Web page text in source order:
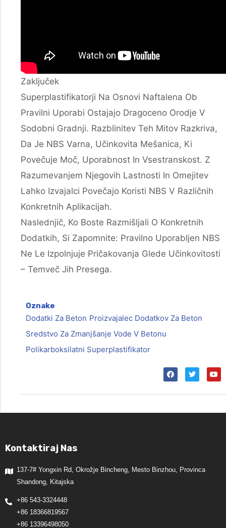
Zaključek
Superplastifikatorji Na Osnovi Naftalena Ob
Pravilni Uporabi Ostajajo Dragoceno Orodje V
Sodobni Gradnji. Razblinitev Teh Mitov Razkriva,
Da Je NBS Varna, Učinkovita Mešanica, Ki
Povečuje Moč, Uporabnost In Vsestranskost. Z
Razumevanjem Njegovih Lastnosti In Omejitev
Lahko Izvajalci Povečajo Koristi NBS V Različnih
Konkretnih Aplikacijah.
Naslednjič, Ko Boste Razmišljali O Konkretnih
Dodatkih, Si Zapomnite: Pravilno Uporabljen NBS
Ne Le Izpolnjuje Pričakovanja Glede Učinkovitosti
– Temveč Jih Presega.
Oznake
Dodatki Za Beton Proizvajalec Dodatkov Za Beton
Sredstvo Za Zmanjšanje Vode V Betonu
Polikarboksilatni Superplastifikator
Kontaktiraj Nas
137-7# Yongxin Rd, Okrožje Bincheng, Mesto Binzhou, Provinca
Shandong, Kitajska
+86 543-3324448
+86 18366819567
+86 13396498050